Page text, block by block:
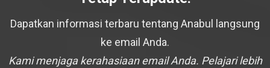
Dapatkan informasi terbaru tentang Anabul langsung
ke email Anda.
Kami menjaga kerahasiaan email Anda. Pelajari lebih